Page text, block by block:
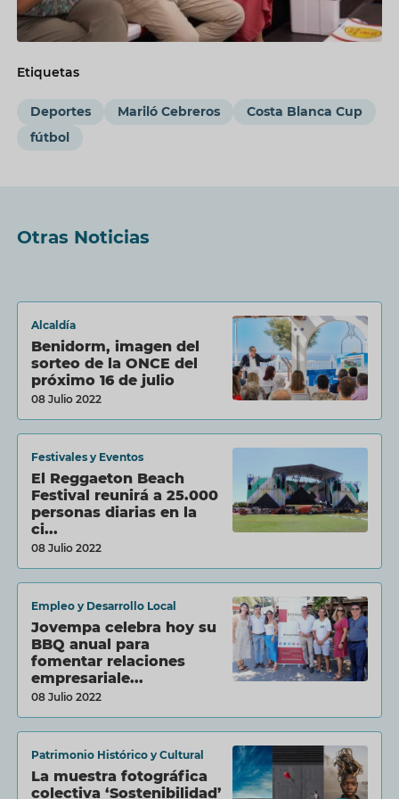
Etiquetas
Deportes Mariló Cebreros
Costa Blanca Cup
fútbol
Otras Noticias
Alcaldía
Benidorm, imagen del
sorteo de la ONCE del
próximo 16 de julio
08 Julio 2022
Festivales y Eventos
El Reggaeton Beach
Festival reunirá a 25.000
personas diarias en la
ci...
08 Julio 2022
Empleo y Desarrollo Local
Jovempa celebra hoy su
BBQ anual para
fomentar relaciones
empresariale...
08 Julio 2022
Patrimonio Histórico y Cultural
La muestra fotográfica
colectiva ‘Sostenibilidad’